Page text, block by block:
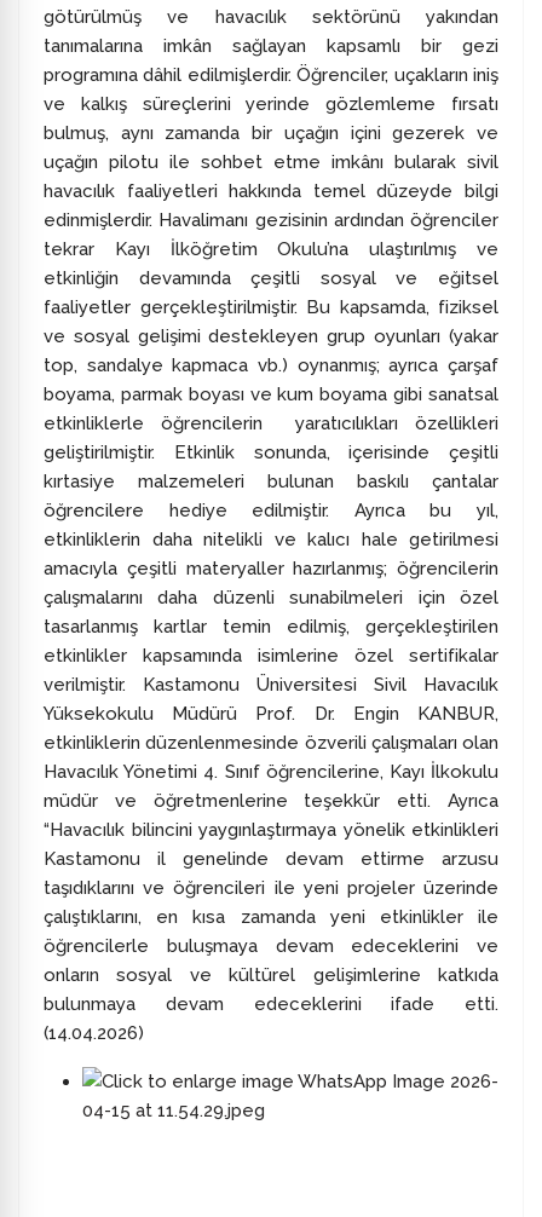
götürülmüş ve havacılık sektörünü yakından
tanımalarına imkân sağlayan kapsamlı bir gezi
programına dâhil edilmişlerdir. Öğrenciler, uçakların iniş
ve kalkış süreçlerini yerinde gözlemleme fırsatı
bulmuş, aynı zamanda bir uçağın içini gezerek ve
uçağın pilotu ile sohbet etme imkânı bularak sivil
havacılık faaliyetleri hakkında temel düzeyde bilgi
edinmişlerdir. Havalimanı gezisinin ardından öğrenciler
tekrar Kayı İlköğretim Okulu’na ulaştırılmış ve
etkinliğin devamında çeşitli sosyal ve eğitsel
faaliyetler gerçekleştirilmiştir. Bu kapsamda, fiziksel
ve sosyal gelişimi destekleyen grup oyunları (yakar
top, sandalye kapmaca vb.) oynanmış; ayrıca çarşaf
boyama, parmak boyası ve kum boyama gibi sanatsal
etkinliklerle öğrencilerin yaratıcılıkları özellikleri
geliştirilmiştir. Etkinlik sonunda, içerisinde çeşitli
kırtasiye malzemeleri bulunan baskılı çantalar
öğrencilere hediye edilmiştir. Ayrıca bu yıl,
etkinliklerin daha nitelikli ve kalıcı hale getirilmesi
amacıyla çeşitli materyaller hazırlanmış; öğrencilerin
çalışmalarını daha düzenli sunabilmeleri için özel
tasarlanmış kartlar temin edilmiş, gerçekleştirilen
etkinlikler kapsamında isimlerine özel sertifikalar
verilmiştir. Kastamonu Üniversitesi Sivil Havacılık
Yüksekokulu Müdürü Prof. Dr. Engin KANBUR,
etkinliklerin düzenlenmesinde özverili çalışmaları olan
Havacılık Yönetimi 4. Sınıf öğrencilerine, Kayı İlkokulu
müdür ve öğretmenlerine teşekkür etti. Ayrıca
“Havacılık bilincini yaygınlaştırmaya yönelik etkinlikleri
Kastamonu il genelinde devam ettirme arzusu
taşıdıklarını ve öğrencileri ile yeni projeler üzerinde
çalıştıklarını, en kısa zamanda yeni etkinlikler ile
öğrencilerle buluşmaya devam edeceklerini ve
onların sosyal ve kültürel gelişimlerine katkıda
bulunmaya devam edeceklerini ifade etti.
(14.04.2026)